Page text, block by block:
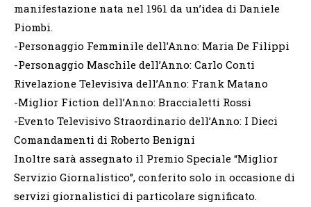
manifestazione nata nel 1961 da un’idea di Daniele
Piombi.
-Personaggio Femminile dell’Anno: Maria De Filippi
-Personaggio Maschile dell’Anno: Carlo Conti
Rivelazione Televisiva dell’Anno: Frank Matano
-Miglior Fiction dell’Anno: Braccialetti Rossi
-Evento Televisivo Straordinario dell’Anno: I Dieci
Comandamenti di Roberto Benigni
Inoltre sarà assegnato il Premio Speciale “Miglior
Servizio Giornalistico”, conferito solo in occasione di
servizi giornalistici di particolare significato.